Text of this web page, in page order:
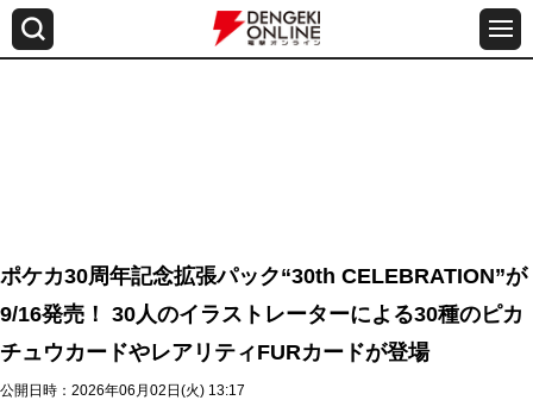
ポケカ30周年記念拡張パック“30th CELEBRATION”が
9/16発売！ 30人のイラストレーターによる30種のピカ
チュウカードやレアリティFURカードが登場
公開日時：2026年06月02日(火) 13:17